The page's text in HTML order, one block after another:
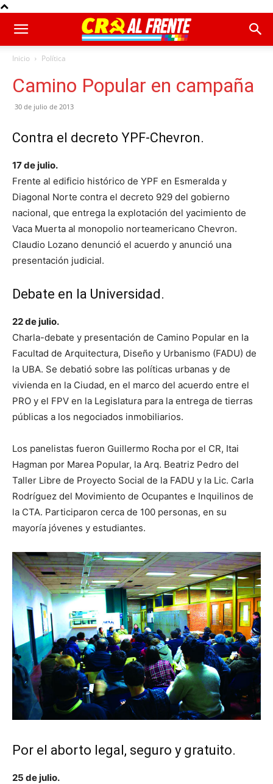
Inicio Política
Camino Popular en campaña
30 de julio de 2013
Contra el decreto YPF-Chevron.
17 de julio.
Frente al edificio histórico de YPF en Esmeralda y
Diagonal Norte contra el decreto 929 del gobierno
nacional, que entrega la explotación del yacimiento de
Vaca Muerta al monopolio norteamericano Chevron.
Claudio Lozano denunció el acuerdo y anunció una
presentación judicial.
Debate en la Universidad.
22 de julio.
Charla-debate y presentación de Camino Popular en la
Facultad de Arquitectura, Diseño y Urbanismo (FADU) de
la UBA. Se debatió sobre las políticas urbanas y de
vivienda en la Ciudad, en el marco del acuerdo entre el
PRO y el FPV en la Legislatura para la entrega de tierras
públicas a los negociados inmobiliarios.
Los panelistas fueron Guillermo Rocha por el CR, Itai
Hagman por Marea Popular, la Arq. Beatriz Pedro del
Taller Libre de Proyecto Social de la FADU y la Lic. Carla
Rodríguez del Movimiento de Ocupantes e Inquilinos de
la CTA. Participaron cerca de 100 personas, en su
mayoría jóvenes y estudiantes.
Por el aborto legal, seguro y gratuito.
25 de julio.